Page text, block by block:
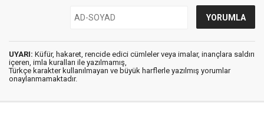
UYARI: Küfür, hakaret, rencide edici cümleler veya imalar, inançlara saldırı
içeren, imla kuralları ile yazılmamış,
Türkçe karakter kullanılmayan ve büyük harflerle yazılmış yorumlar
onaylanmamaktadır.